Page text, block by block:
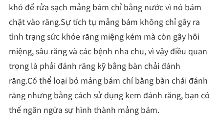
khó để rửa sạch mảng bám chỉ bằng nước vì nó bám
chặt vào răng.Sự tích tụ mảng bám không chỉ gây ra
tình trạng sức khỏe răng miệng kém mà còn gây hôi
miệng, sâu răng và các bệnh nha chu, vì vậy điều quan
trọng là phải đánh răng kỹ bằng bàn chải đánh
răng.Có thể loại bỏ mảng bám chỉ bằng bàn chải đánh
răng nhưng bằng cách sử dụng kem đánh răng, bạn có
thể ngăn ngừa sự hình thành mảng bám.